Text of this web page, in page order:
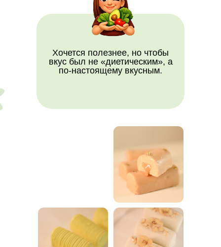
Хочется полезнее, но чтобы
вкус был не «диетическим», а
по-настоящему вкусным.